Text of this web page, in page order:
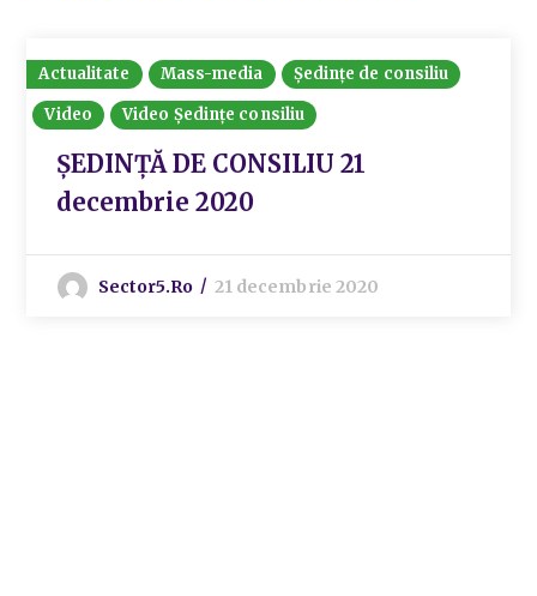
Actualitate Mass-media
Ședințe de consiliu
Video
Video Ședințe consiliu
ȘEDINȚĂ DE CONSILIU 21
decembrie 2020
Sector5.ro 21 decembrie 2020